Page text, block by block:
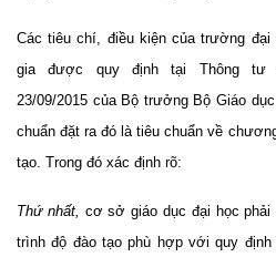
Các tiêu chí, điều kiện của trường đại
gia được quy định tại Thông tư
23/09/2015 của Bộ trưởng Bộ Giáo
chuẩn đặt ra đó là tiêu chuẩn về
tạo. Trong đó xác định rõ:
Thứ nhất, cơ sở giáo dục đại học phải
trình độ đào tạo phù hợp với quy